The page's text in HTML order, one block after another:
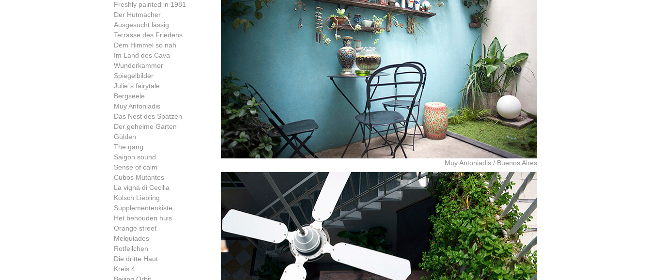
Freshly painted in 1981
Der Hutmacher
Ausgesucht lässig
Terrasse des Friedens
Dem Himmel so nah
Im Land des Cava
Wunderkammer
Spiegelbilder
Julie´s fairytale
Bergseele
Muy Antoniadis
Das Nest des Spatzen
Der geheime Garten
Gülden
The gang
Saigon sound
Sense of calm
Cubos Mutantes
La vigna di Cecilia
Kölsch Liebling
Supplementenkiste
Het behouden huis
Orange street
Melquiades
Rotfellchen
Die dritte Haut
Kreis 4
Muy Antoniadis / Buenos Aires